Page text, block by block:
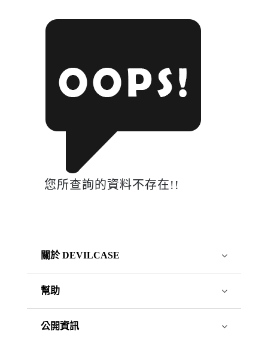
您所查詢的資料不存在!!
關於 DEVILCASE
幫助
公開資訊